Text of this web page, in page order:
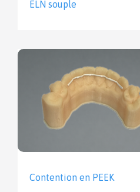
ELN souple
Contention en PEEK